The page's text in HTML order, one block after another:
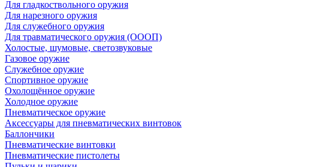
Для гладкоствольного оружия
Для нарезного оружия
Для служебного оружия
Для травматического оружия (ОООП)
Холостые, шумовые, светозвуковые
Газовое оружие
Служебное оружие
Спортивное оружие
Охолощённое оружие
Холодное оружие
Пневматическое оружие
Аксессуары для пневматических винтовок
Баллончики
Пневматические винтовки
Пневматические пистолеты